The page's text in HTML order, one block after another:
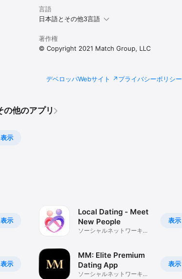
言語
日本語とその他3言語
著作権
© Copyright 2021 Match Group, LLC
デベロッパWebサイト プライバシーポリシー
他のアプリ
表示
表示
表示
表示
Local Dating - Meet
New People
ソーシャルネットワーキン
表示
MM: Elite Premium
Dating App
ソーシャルネットワーキン